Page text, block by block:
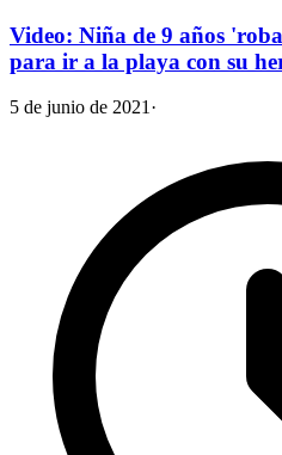
Video: Niña de 9 años
para ir a la playa con su
5 de junio de 2021·